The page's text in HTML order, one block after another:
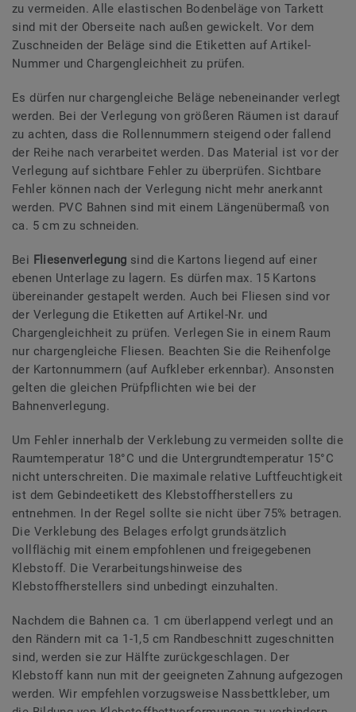
zu vermeiden. Alle elastischen Bodenbeläge von Tarkett
sind mit der Oberseite nach außen gewickelt. Vor dem
Zuschneiden der Beläge sind die Etiketten auf Artikel-
Nummer und Chargengleichheit zu prüfen.
Es dürfen nur chargengleiche Beläge nebeneinander verlegt
werden. Bei der Verlegung von größeren Räumen ist darauf
zu achten, dass die Rollennummern steigend oder fallend
der Reihe nach verarbeitet werden. Das Material ist vor der
Verlegung auf sichtbare Fehler zu überprüfen. Sichtbare
Fehler können nach der Verlegung nicht mehr anerkannt
werden. PVC Bahnen sind mit einem Längenübermaß von
ca. 5 cm zu schneiden.
Bei Fliesenverlegung sind die Kartons liegend auf einer
ebenen Unterlage zu lagern. Es dürfen max. 15 Kartons
übereinander gestapelt werden. Auch bei Fliesen sind vor
der Verlegung die Etiketten auf Artikel-Nr. und
Chargengleichheit zu prüfen. Verlegen Sie in einem Raum
nur chargengleiche Fliesen. Beachten Sie die Reihenfolge
der Kartonnummern (auf Aufkleber erkennbar). Ansonsten
gelten die gleichen Prüfpflichten wie bei der
Bahnenverlegung.
Um Fehler innerhalb der Verklebung zu vermeiden sollte die
Raumtemperatur 18°C und die Untergrundtemperatur 15°C
nicht unterschreiten. Die maximale relative Luftfeuchtigkeit
ist dem Gebindeetikett des Klebstoffherstellers zu
entnehmen. In der Regel sollte sie nicht über 75% betragen.
Die Verklebung des Belages erfolgt grundsätzlich
vollflächig mit einem empfohlenen und freigegebenen
Klebstoff. Die Verarbeitungshinweise des
Klebstoffherstellers sind unbedingt einzuhalten.
Nachdem die Bahnen ca. 1 cm überlappend verlegt und an
den Rändern mit ca 1-1,5 cm Randbeschnitt zugeschnitten
sind, werden sie zur Hälfte zurückgeschlagen. Der
Klebstoff kann nun mit der geeigneten Zahnung aufgezogen
werden. Wir empfehlen vorzugsweise Nassbettkleber, um